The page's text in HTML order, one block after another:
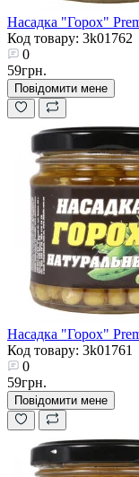
Насадка "Горох"
Код товару: 3k01762
0
59грн.
Повідомити мене
Насадка "Горох"
Код товару: 3k01761
0
59грн.
Повідомити мене